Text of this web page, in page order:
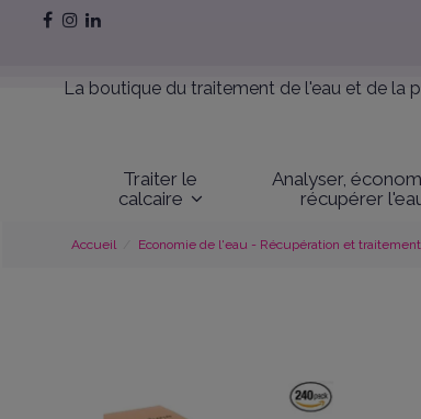
La boutique du traitement de l'eau et de la
Traiter le
calcaire
Analyser,
récupérer
Accueil Economie de l'eau - Récupération et